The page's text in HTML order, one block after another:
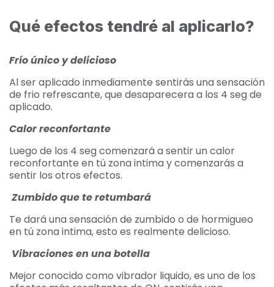
Qué efectos tendré al aplicarlo?
Frío único y delicioso
Al ser aplicado inmediamente sentirás una sensación
de frio refrescante, que desaparecera a los 4 seg de
aplicado.
Calor reconfortante
Luego de los 4 seg comenzará a sentir un calor
reconfortante en tú zona intima y comenzarás a
sentir los otros efectos.
Zumbido que te retumbará
Te dará una sensación de zumbido o de hormigueo
en tú zona intima, esto es realmente delicioso.
Vibraciones en una botella
Mejor conocido como vibrador liquido, es uno de los